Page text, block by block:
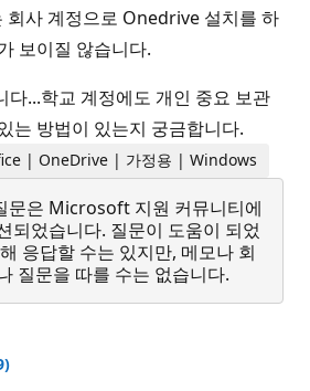
사 계정으로 Onedrive 설치를 하
보이질 않습니다.
다...학교 계정에도 개인 중요 보관
는 방법이 있는지 궁금합니다.
| OneDrive | 가정용 | Windows
문은 Microsoft 지원 커뮤니티에
되었습니다. 질문이 도움이 되었
응답할 수는 있지만, 메모나 회
질문을 따를 수는 없습니다.